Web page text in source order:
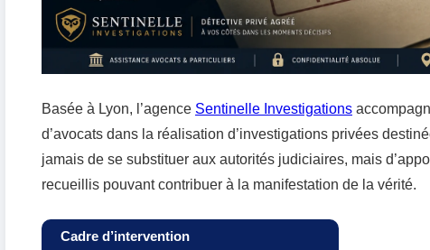
Basée à Lyon, l’agence Sentinelle Investigations
d’avocats dans la réalisation d’investigations privées
jamais de se substituer aux autorités judiciaires, mais
recueillis pouvant contribuer à la manifestation de la vérité.
Cadre d’intervention